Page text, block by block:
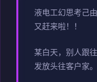
液电工幻思考己
又赶来啦！！
某白天，别人跟
发放头往客户家。